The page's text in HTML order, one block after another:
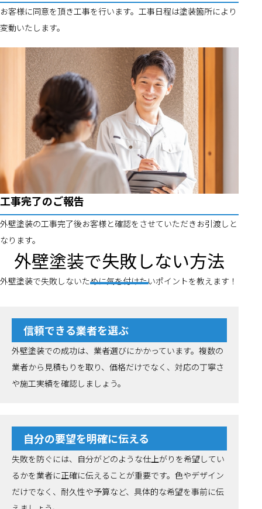
お客様に同意を頂き工事を行います。工事日程は塗装箇所により
変動いたします。
工事完了のご報告
外壁塗装の工事完了後お客様と確認をさせていただきお引渡しと
なります。
外壁塗装で失敗しない方法
外壁塗装で失敗しないために気を付けたいポイントを教えます！
信頼できる業者を選ぶ
外壁塗装での成功は、業者選びにかかっています。複数の
業者から見積もりを取り、価格だけでなく、対応の丁寧さ
や施工実績を確認しましょう。
自分の要望を明確に伝える
失敗を防ぐには、自分がどのような仕上がりを希望してい
るかを業者に正確に伝えることが重要です。色やデザイン
だけでなく、耐久性や予算など、具体的な希望を事前に伝